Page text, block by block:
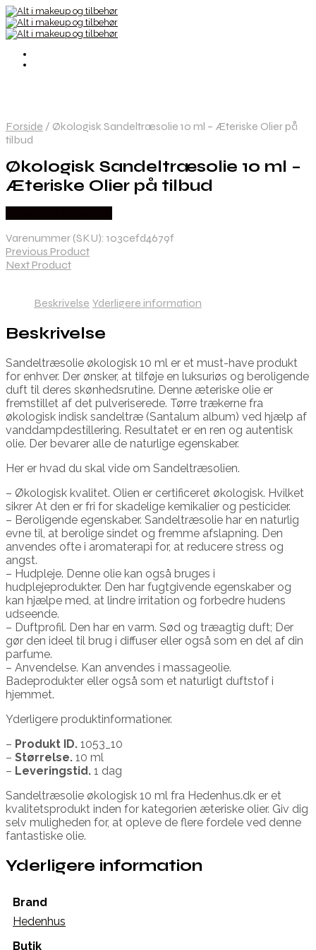
Forside / Økologisk Sandeltræsolie 10 ml – Æteriske Olier på
tilbud
Økologisk Sandeltræsolie 10 ml –
Æteriske Olier på tilbud
Varenummer (SKU): 103cefd4679f
Previous Product
Next Product
Beskrivelse Yderligere information
Beskrivelse
Sandeltræsolie økologisk 10 ml er et must-have produkt
for enhver. Der ønsker, at tilføje en luksuriøs og beroligende
duft til deres skønhedsrutine. Denne æteriske olie er
fremstillet af det pulveriserede. Tørre trækerne fra
økologisk indisk sandeltræ (Santalum album) ved hjælp af
vanddampdestillering. Resultatet er en ren og autentisk
olie. Der bevarer alle de naturlige egenskaber.
Her er hvad du skal vide om Sandeltræsolien.
– Økologisk kvalitet. Olien er certificeret økologisk. Hvilket
sikrer At den er fri for skadelige kemikalier og pesticider.
– Beroligende egenskaber. Sandeltræsolie har en naturlig
evne til, at berolige sindet og fremme afslapning. Den
anvendes ofte i aromaterapi for, at reducere stress og
angst.
– Hudpleje. Denne olie kan også bruges i
hudplejeprodukter. Den har fugtgivende egenskaber og
kan hjælpe med, at lindre irritation og forbedre hudens
udseende.
– Duftprofil. Den har en varm. Sød og træagtig duft; Der
gør den ideel til brug i diffuser eller også som en del af din
parfume.
– Anvendelse. Kan anvendes i massageolie.
Badeprodukter eller også som et naturligt duftstof i
hjemmet.
Yderligere produktinformationer.
– Produkt ID. 1053_10
– Størrelse. 10 ml
– Leveringstid. 1 dag
Sandeltræsolie økologisk 10 ml fra Hedenhus.dk er et
kvalitetsprodukt inden for kategorien æteriske olier. Giv dig
selv muligheden for, at opleve de flere fordele ved denne
fantastiske olie.
Yderligere information
Brand
Hedenhus
Butik